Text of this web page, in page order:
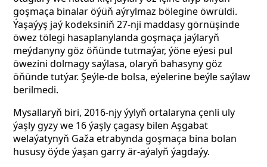
goşmaça binalar öýüň aýrylmaz bölegine öwrüldi.
Ýaşaýyş jaý kodeksiniň 27-nji maddasy görnüşinde
öwez tölegi hasaplanylanda goşmaça jaýlaryň
meýdanyny göz öňünde tutmaýar, ýöne eýesi pul
öwezini dolmagy saýlasa, olaryň bahasyny göz
öňünde tutýar. Şeýle-de bolsa, eýelerine beýle saýlaw
berilmedi.
Mysallaryň biri, 2016-njy ýylyň ortalaryna çenli uly
ýaşly gyzy we 16 ýaşly çagasy bilen Aşgabat
welaýatynyň Gaža etrabynda goşmaça bina bolan
hususy öýde ýaşan garry är-aýalyň ýagdaýy.